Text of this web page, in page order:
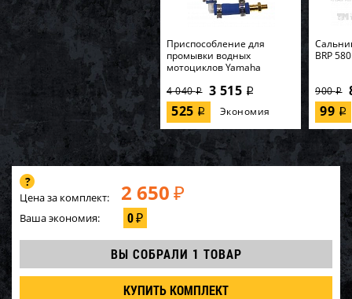
Приспособление для
промывки водных
мотоциклов Yamaha
4 040i 3 515 i
525 i Экономия
BRP
900i
99 i
Цена за комплект: 2 650 ₽
Ваша экономия: 0₽
ВЫ СОБРАЛИ 1 ТОВАР
КУПИТЬ КОМПЛЕКТ